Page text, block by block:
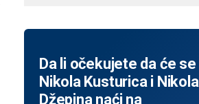
Da li očekujete da će se
Nikola Kusturica i Nikola
Džepina naći na